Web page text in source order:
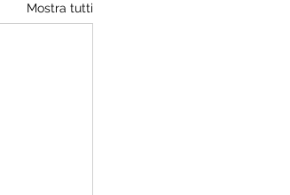
Mostra tutti